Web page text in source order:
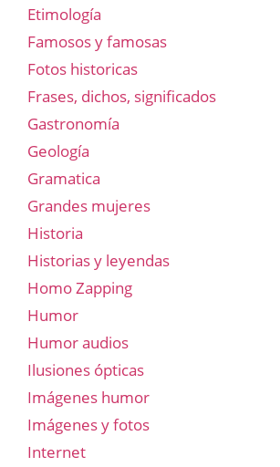
Etimología
Famosos y famosas
Fotos historicas
Frases, dichos, significados
Gastronomía
Geología
Gramatica
Grandes mujeres
Historia
Historias y leyendas
Homo Zapping
Humor
Humor audios
Ilusiones ópticas
Imágenes humor
Imágenes y fotos
Internet